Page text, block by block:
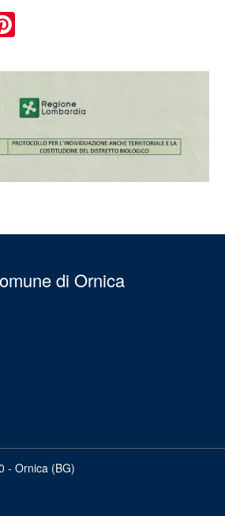
di Ornica
- Ornica (BG)